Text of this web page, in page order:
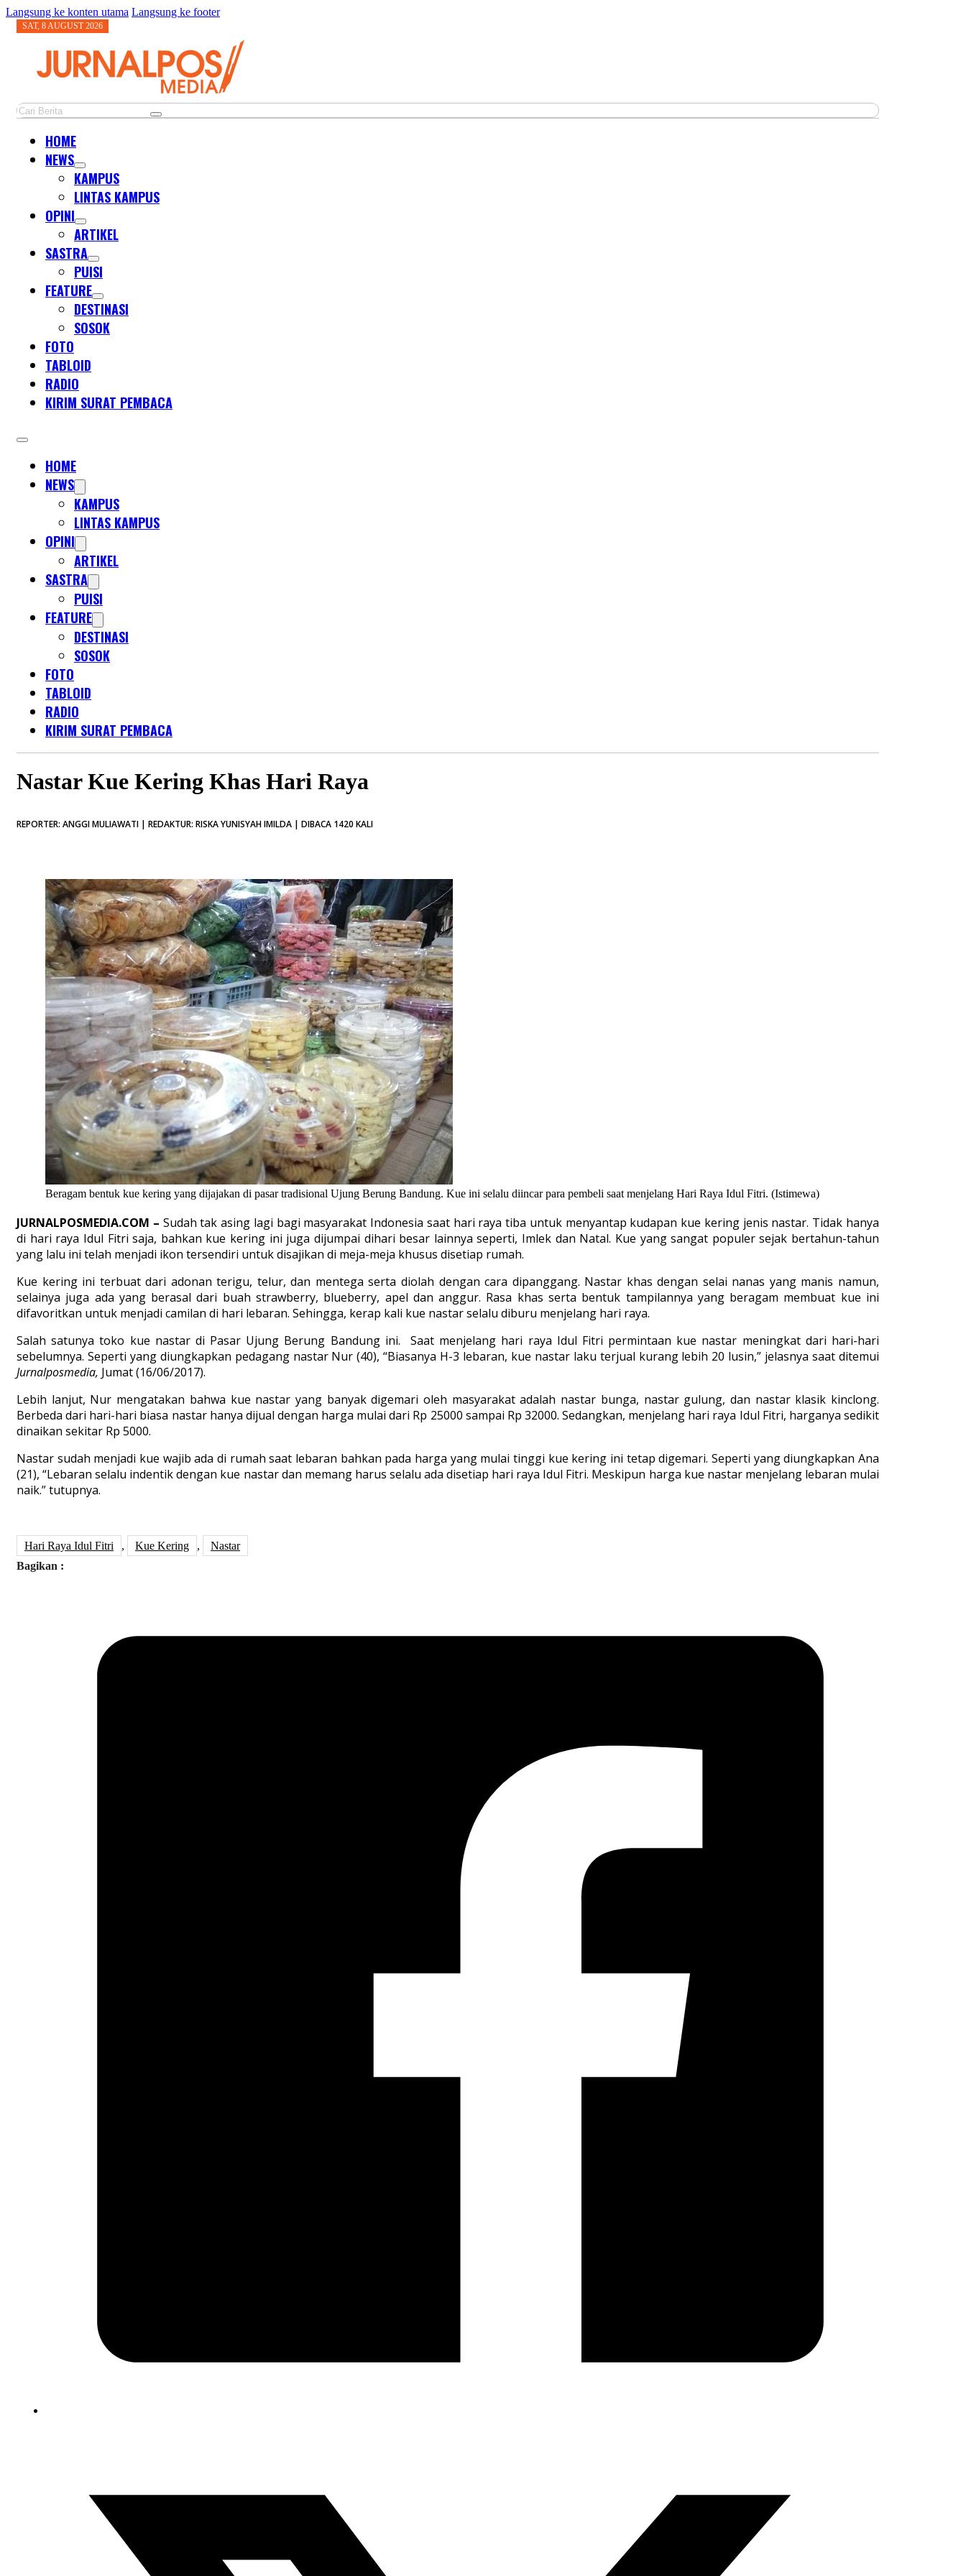
Langsung ke konten utama Langsung ke footer
SAT, 8 AUGUST 2026
Cari
HOME
NEWS
KAMPUS
LINTAS KAMPUS
OPINI
ARTIKEL
SASTRA
PUISI
FEATURE
DESTINASI
SOSOK
FOTO
TABLOID
RADIO
KIRIM SURAT PEMBACA
HOME
NEWS
KAMPUS
LINTAS KAMPUS
OPINI
ARTIKEL
SASTRA
PUISI
FEATURE
DESTINASI
SOSOK
FOTO
TABLOID
RADIO
KIRIM SURAT PEMBACA
Nastar Kue Kering Khas Hari Raya
REPORTER: ANGGI MULIAWATI | REDAKTUR: RISKA YUNISYAH IMILDA | DIBACA 1420 KALI
Beragam bentuk kue kering yang dijajakan di pasar tradisional Ujung Berung Bandung. Kue ini selalu diincar para pembeli saat menjelang Hari Raya Idul Fitri. (Istimewa)
JURNALPOSMEDIA.COM – Sudah tak asing lagi bagi masyarakat Indonesia saat hari raya tiba untuk menyantap kudapan kue kering jenis nastar. Tidak hanya
di hari raya Idul Fitri saja, bahkan kue kering ini juga dijumpai dihari besar lainnya seperti, Imlek dan Natal. Kue yang sangat populer sejak bertahun-tahun
yang lalu ini telah menjadi ikon tersendiri untuk disajikan di meja-meja khusus disetiap rumah.
Kue kering ini terbuat dari adonan terigu, telur, dan mentega serta diolah dengan cara dipanggang. Nastar khas dengan selai nanas yang manis namun,
selainya juga ada yang berasal dari buah strawberry, blueberry, apel dan anggur. Rasa khas serta bentuk tampilannya yang beragam membuat kue ini
difavoritkan untuk menjadi camilan di hari lebaran. Sehingga, kerap kali kue nastar selalu diburu menjelang hari raya.
Salah satunya toko kue nastar di Pasar Ujung Berung Bandung ini. Saat menjelang hari raya Idul Fitri permintaan kue nastar meningkat dari hari-hari
sebelumnya. Seperti yang diungkapkan pedagang nastar Nur (40), “Biasanya H-3 lebaran, kue nastar laku terjual kurang lebih 20 lusin,” jelasnya saat ditemui
Jurnalposmedia, Jumat (16/06/2017).
Lebih lanjut, Nur mengatakan bahwa kue nastar yang banyak digemari oleh masyarakat adalah nastar bunga, nastar gulung, dan nastar klasik kinclong.
Berbeda dari hari-hari biasa nastar hanya dijual dengan harga mulai dari Rp 25000 sampai Rp 32000. Sedangkan, menjelang hari raya Idul Fitri, harganya sedikit
dinaikan sekitar Rp 5000.
Nastar sudah menjadi kue wajib ada di rumah saat lebaran bahkan pada harga yang mulai tinggi kue kering ini tetap digemari. Seperti yang diungkapkan Ana
(21), “Lebaran selalu indentik dengan kue nastar dan memang harus selalu ada disetiap hari raya Idul Fitri. Meskipun harga kue nastar menjelang lebaran mulai
naik.” tutupnya.
Hari Raya Idul Fitri , Kue Kering ,
Nastar
Bagikan :